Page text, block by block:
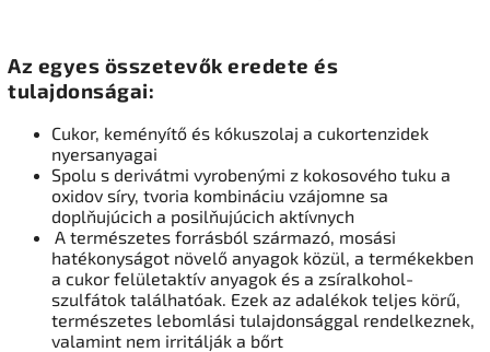
Az egyes összetevők eredete és
tulajdonságai:
Cukor, keményítő és kókuszolaj a cukortenzidek
nyersanyagai
Spolu s derivátmi vyrobenými z kokosového tuku a
oxidov síry, tvoria kombináciu vzájomne sa
doplňujúcich a posilňujúcich aktívnych
A természetes forrásból származó, mosási
hatékonyságot növelő anyagok közül, a termékekben
a cukor felületaktív anyagok és a zsíralkohol-
szulfátok találhatóak. Ezek az adalékok teljes körű,
természetes lebomlási tulajdonsággal rendelkeznek,
valamint nem irritálják a bőrt